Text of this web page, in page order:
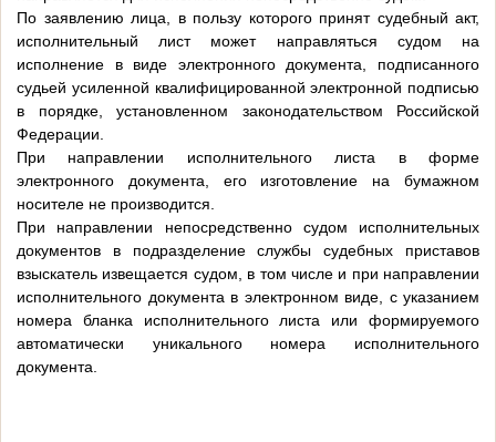
По заявлению лица, в пользу которого принят судебный акт,
исполнительный лист может направляться судом на
исполнение в виде электронного документа, подписанного
судьей усиленной квалифицированной электронной подписью
в порядке, установленном законодательством Российской
Федерации.
При направлении исполнительного листа в форме
электронного документа, его изготовление на бумажном
носителе не производится.
При направлении непосредственно судом исполнительных
документов в подразделение службы судебных приставов
взыскатель извещается судом, в том числе и при направлении
исполнительного документа в электронном виде, с указанием
номера бланка исполнительного листа или формируемого
автоматически уникального номера исполнительного
документа.